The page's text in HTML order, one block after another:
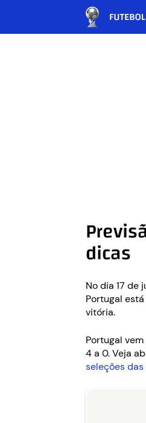
dicas
No dia 17 de
Portugal
vitória.
Portugal
4 a 0. Veja
seleções